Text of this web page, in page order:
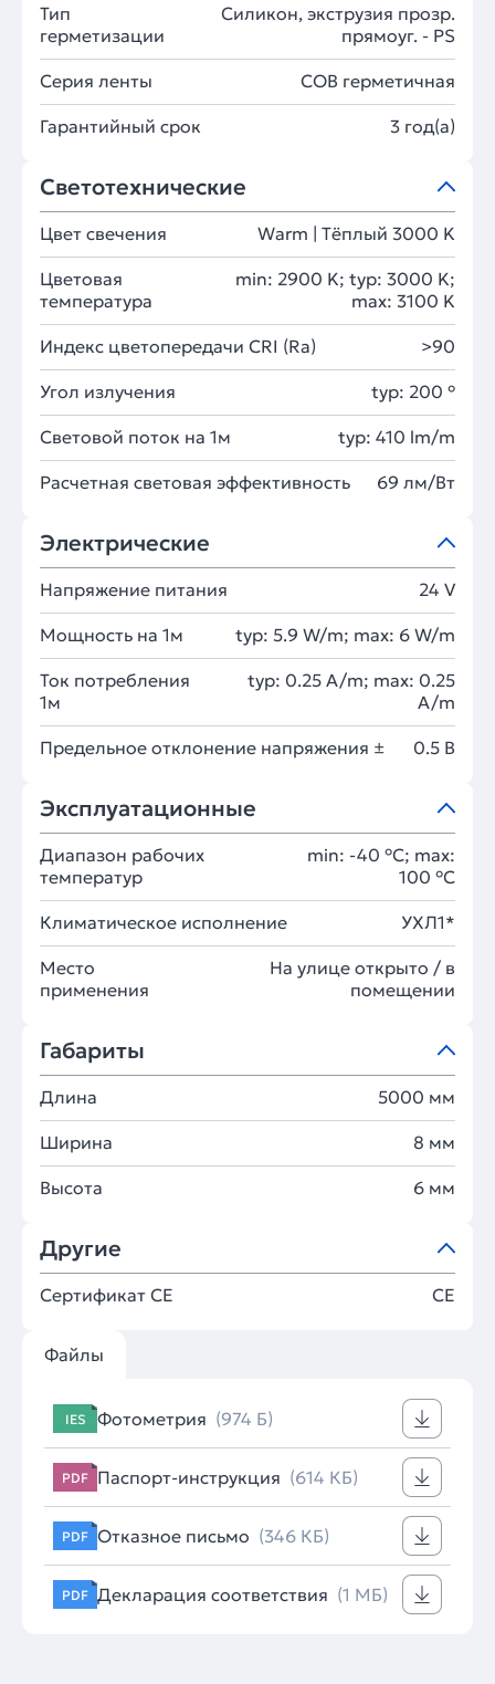
Тип
герметизации
Силикон, экструзия прозр.
прямоуг. - PS
Серия ленты COB герметичная
Гарантийный срок 3 год(а)
Светотехнические
Цвет свечения Warm | Тёплый 3000 K
Цветовая
температура
min: 2900 K; typ: 3000 K;
max: 3100 K
Индекс цветопередачи CRI (Ra) >90
Угол излучения typ: 200 °
Световой поток на 1м typ: 410 lm/m
Расчетная световая эффективность 69 лм/Вт
Электрические
Напряжение питания 24 V
Мощность на 1м typ: 5.9 W/m; max: 6 W/m
Ток потребления
1м
typ: 0.25 A/m; max: 0.25
A/m
Предельное отклонение напряжения ± 0.5 В
Эксплуатационные
Диапазон рабочих
температур
min: -40 °C; max:
100 °C
Климатическое исполнение УХЛ1*
Место
применения
На улице открыто / в
помещении
Габариты
Длина 5000 мм
Ширина 8 мм
Высота 6 мм
Другие
Сертификат CE CE
Файлы
IES Фотометрия (974 Б)
PDF Паспорт-инструкция (614 КБ)
PDF Отказное письмо (346 КБ)
PDF Декларация соответствия (1 МБ)